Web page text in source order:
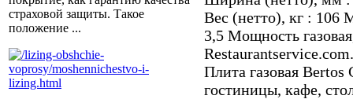
страховой защиты. Такое
положение ...
Вес (нетто), кг : 106
3,5 Мощность
Плита газовая Bertos
гостиницы, кафе,